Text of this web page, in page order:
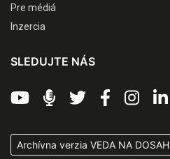
Pre médiá
Inzercia
SLEDUJTE NÁS
Archívna verzia VEDA NA DOSAH